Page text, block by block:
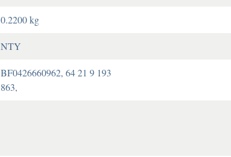
0.2200 kg
NTY
BF0426660962, 64 21 9 193
863,